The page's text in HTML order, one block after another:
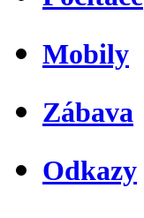
Mobily
Zábava
Odkazy